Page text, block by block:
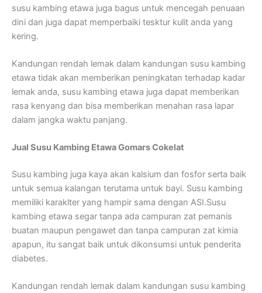
susu kambing etawa juga bagus untuk mencegah penuaan
dini dan juga dapat memperbaiki tesktur kulit anda yang
kering.
Kandungan rendah lemak dalam kandungan susu kambing
etawa tidak akan memberikan peningkatan terhadap kadar
lemak anda, susu kambing etawa juga dapat memberikan
rasa kenyang dan bisa memberikan menahan rasa lapar
dalam jangka waktu panjang.
Jual Susu Kambing Etawa Gomars Cokelat
Susu kambing juga kaya akan kalsium dan fosfor serta baik
untuk semua kalangan terutama untuk bayi. Susu kambing
memiliki karaklter yang hampir sama dengan ASI.Susu
kambing etawa segar tanpa ada campuran zat pemanis
buatan maupun pengawet dan tanpa campuran zat kimia
apapun, itu sangat baik untuk dikonsumsi untuk penderita
diabetes.
Kandungan rendah lemak dalam kandungan susu kambing